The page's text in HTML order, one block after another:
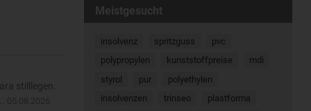
stilllegen.
Meistgesucht
insolvenz spritzguss
pvc
polypropylen
kunststoffpreise
mdi
styrol
pur
polyethylen
insolvenzen
trinseo
plastforma